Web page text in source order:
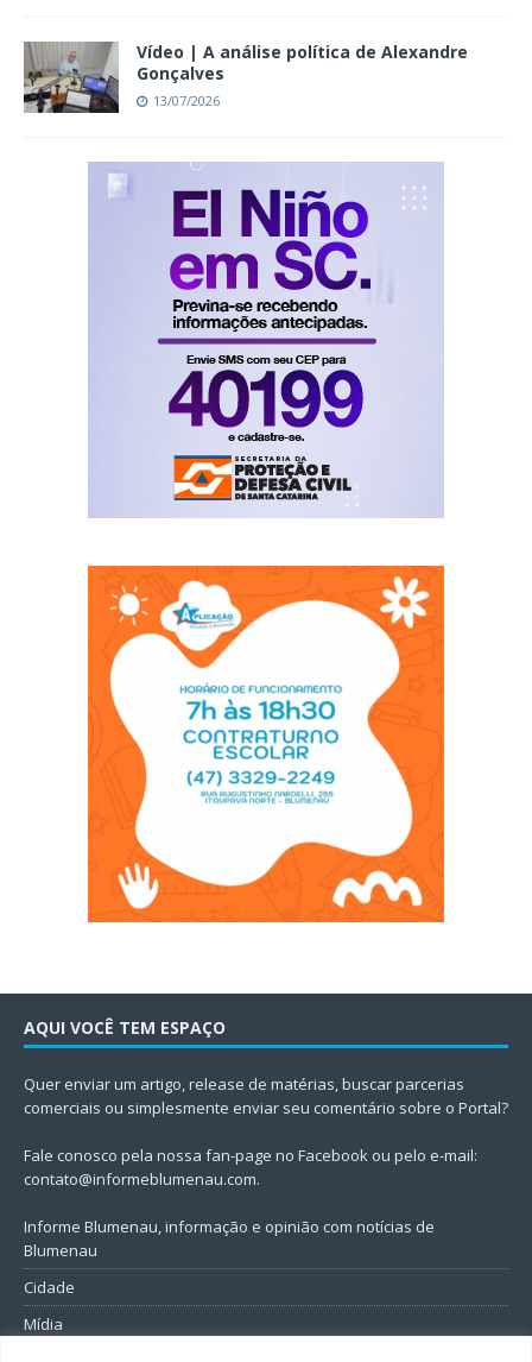
Vídeo | A análise política de Alexandre
Gonçalves
13/07/2026
AQUI VOCÊ TEM ESPAÇO
Quer enviar um artigo, release de matérias, buscar parcerias
comerciais ou simplesmente enviar seu comentário sobre o Portal?
Fale conosco pela nossa fan-page no Facebook ou pelo e-mail:
contato@informeblumenau.com.
Informe Blumenau, informação e opinião com notícias de
Blumenau
Cidade
Mídia